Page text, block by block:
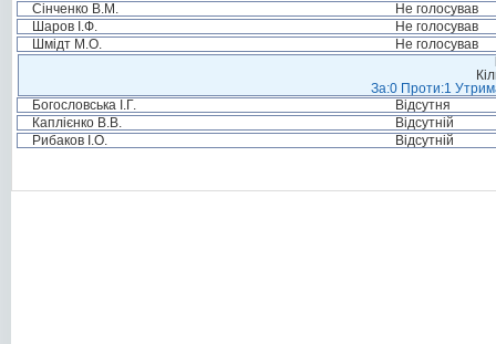
Сінченко В.М.
Не голосував
Шаров І.Ф.
Не голосував
Шмідт М.О.
Не голосував
За:0 Проти:1
Богословська І.Г.
Відсутня
Каплієнко В.В.
Відсутній
Рибаков І.О.
Відсутній